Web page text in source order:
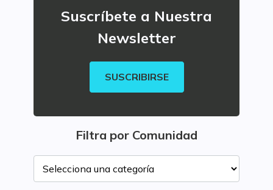
Suscríbete a Nuestra
Newsletter
SUSCRIBIRSE
Filtra por Comunidad